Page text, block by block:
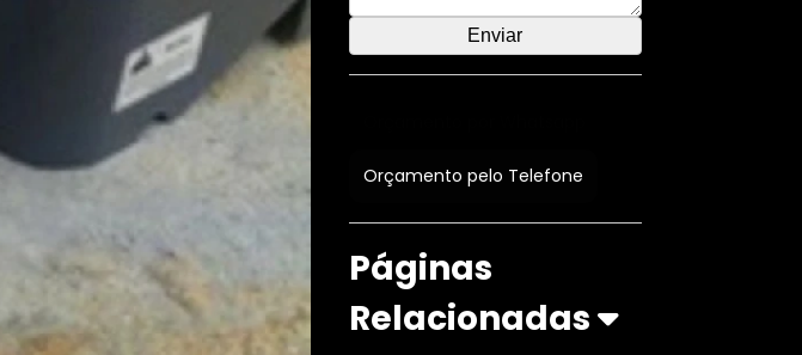
Orçamento pelo Telefone
Páginas
Relacionadas